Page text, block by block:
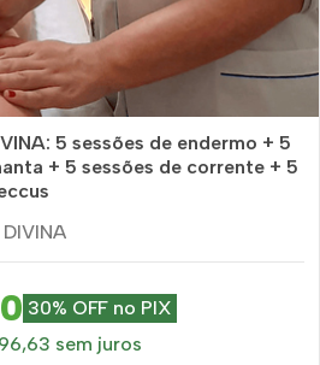
5 sessões de endermo + 5
+ 5 sessões de corrente + 5
30% OFF no PIX
sem juros